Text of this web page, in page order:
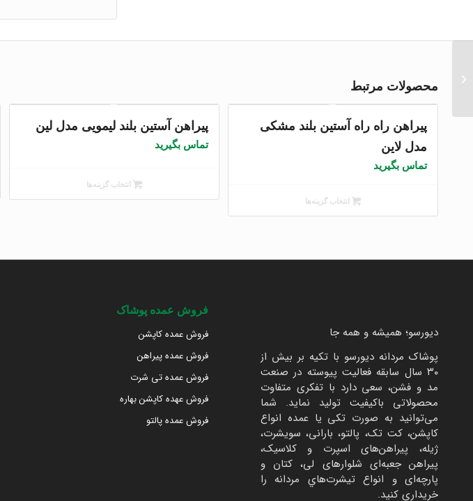
محصولات مرتبط
پیراهن راه راه آستین بلند مشکی
مدل لاین
تماس بگیرید
انتخاب گزینه‌ها
پیراهن آستین بلند لیمویی مدل لین
تماس بگیرید
انتخاب گزینه‌ها
دیورسو؛ همیشه و همه جا
پوشاک مردانه دیورسو با تکیه بر بیش از
۳۰ سال سابقه فعالیت پیوسته در صنعت
مد و فشن، سعی دارد با تفکری متفاوت
محصولاتی باکیفیت تولید نماید. شما
می‌توانید به صورت تکی یا عمده انواع
کاپشن، کت تک، پالتو، بارانی، سویشرت،
ژیله، پیراهن‌های اسپرت و کلاسیک،
پیراهن جعبه‌ای شلوارهای لی، کتان و
پارچه‌ای و انواع تیشرت‌هاي مردانه را
خریداری کنید.
فروش عمده پوشاک
فروش عمده کاپشن
فروش عمده پیراهن
فروش عمده تی شرت
فروش عهده کاپشن بهاره
فروش عمده پالتو